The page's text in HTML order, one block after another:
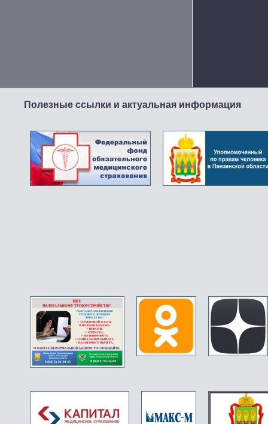
Полезные ссылки и актуальная информация